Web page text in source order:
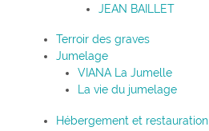
JEAN BAILLET
Terroir des graves
Jumelage
VIANA La Jumelle
La vie du jumelage
Hébergement et restauration